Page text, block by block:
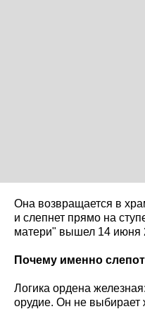
Она возвращается в
и слепнет прямо на
матери" вышел 14 июня
Почему именно
Логика ордена
орудие. Он не выбирает